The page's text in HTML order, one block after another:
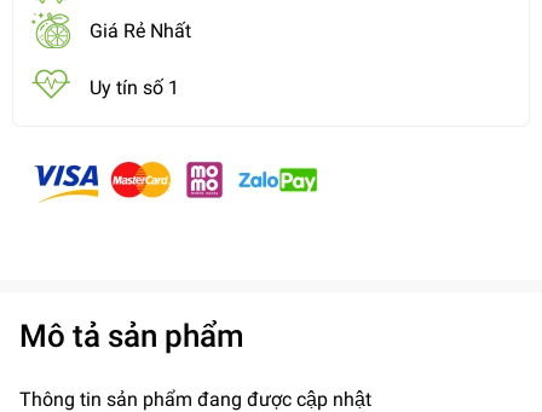
Giá Rẻ Nhất
Uy tín số 1
Mô tả sản phẩm
Thông tin sản phẩm đang được cập nhật